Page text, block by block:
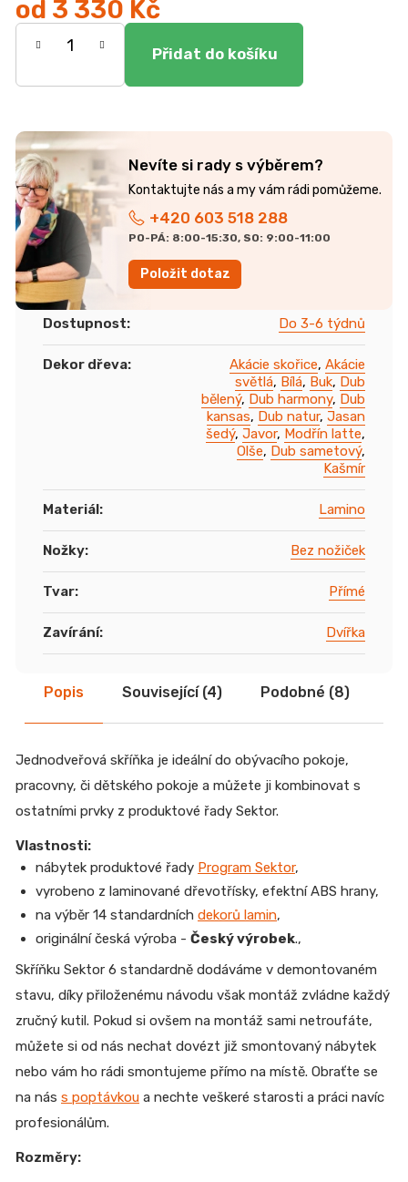
od 3 330 Kč
Měrná
Dostupnost: Do 3-6 týdnů
Dekor dřeva: Akácie skořice, Akácie
světlá, Bílá, Buk, Dub
bělený, Dub harmony, Dub
kansas, Dub natur, Jasan
šedý, Javor, Modřín latte,
Olše, Dub sametový,
Kašmír
Materiál: Lamino
Nožky: Bez nožiček
Tvar: Přímé
Zavírání: Dvířka
Nevíte si rady s výběrem?
+420 603 518 288
PO-PÁ: 8:00-15:30, SO: 9:00-11:00
Položit dotaz
Popis Související (4) Podobné (8)
Jednodveřová skříňka je ideální do obývacího pokoje,
pracovny, či dětského pokoje a můžete ji kombinovat s
ostatními prvky z produktové řady Sektor.
Vlastnosti:
nábytek produktové řady Program Sektor,
vyrobeno z laminované dřevotřísky, efektní ABS hrany,
na výběr 14 standardních dekorů lamin,
originální česká výroba - Český výrobek.,
Skříňku Sektor 6 standardně dodáváme v demontovaném
stavu, díky přiloženému návodu však montáž zvládne každý
zručný kutil. Pokud si ovšem na montáž sami netroufáte,
můžete si od nás nechat dovézt již smontovaný nábytek
nebo vám ho rádi smontujeme přímo na místě. Obraťte se
na nás s poptávkou a nechte veškeré starosti a práci navíc
profesionálům.
Rozměry: